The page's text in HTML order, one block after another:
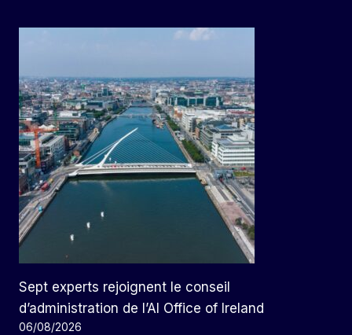
Sept experts rejoignent le conseil
d’administration de l’AI Office of Ireland
06/08/2026